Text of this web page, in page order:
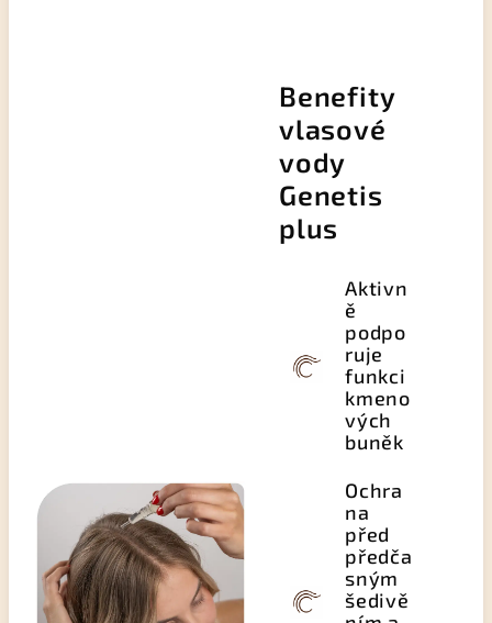
Benefity
vlasové
vody
Genetis
plus
Aktivn
ě
podpo
ruje
funkci
kmeno
vých
buněk
Ochra
na
před
předča
sným
šedivě